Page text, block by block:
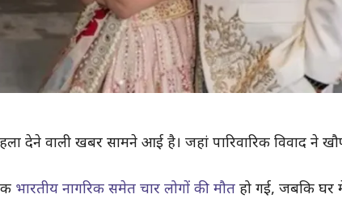
देने वाली खबर सामने आई है। जहां पारिवारिक विवाद ने
भारतीय नागरिक समेत चार लोगों की मौत हो गई, जबकि घर